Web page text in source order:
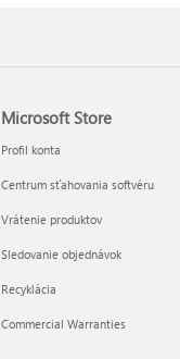
Microsoft Store
Profil konta
Centrum sťahovania softvéru
Vrátenie produktov
Sledovanie objednávok
Recyklácia
Commercial Warranties